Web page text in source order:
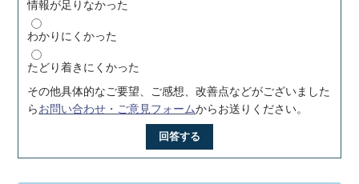
情報が足りなかった
わかりにくかった
たどり着きにくかった
その他具体的なご要望、ご感想、改善点などがございました
らお問い合わせ・ご意見フォームからお送りください。
回答する